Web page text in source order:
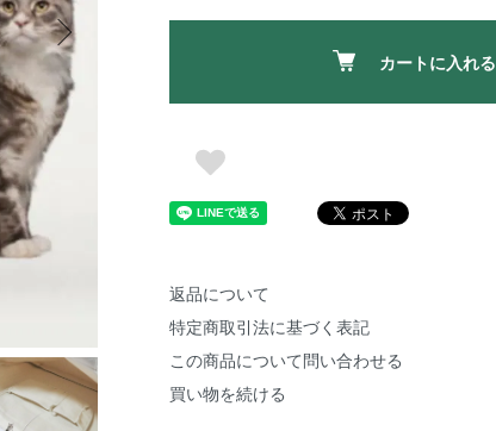
カートに入れる
返品について
特定商取引法に基づく表記
この商品について問い合わせる
買い物を続ける